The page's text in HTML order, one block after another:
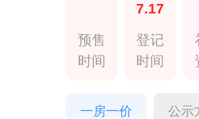
预售
时间
7.17
登记
时间
一房一价 公示